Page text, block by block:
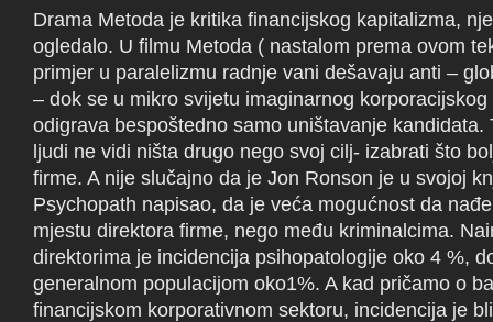
Drama Metoda je kritika financijskog kapitalizma,
ogledalo. U filmu Metoda ( nastalom prema ovom
primjer u paralelizmu radnje vani dešavaju anti –
– dok se u mikro svijetu imaginarnog
odigrava bespoštedno samo uništavanje kandidata.
ljudi ne vidi ništa drugo nego svoj cilj- izabrati što
firme. A nije slučajno da je Jon Ronson je u svojoj
Psychopath napisao, da je veća mogućnost da
mjestu direktora firme, nego među kriminalcima.
direktorima je incidencija psihopatologije oko 4 %,
generalnom populacijom oko1%. A kad pričamo o
financijskom korporativnom sektoru, incidencija je